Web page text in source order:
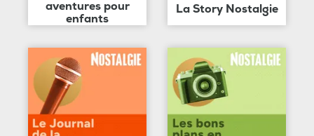
aventures pour
enfants
La Story Nostalgie